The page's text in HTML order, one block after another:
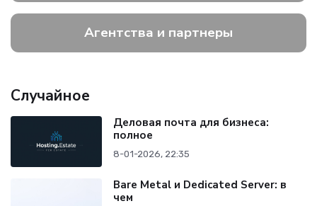
Агентства и партнеры
Случайное
Деловая почта для бизнеса:
полное
8-01-2026, 22:35
Bare Metal и Dedicated Server: в
чем